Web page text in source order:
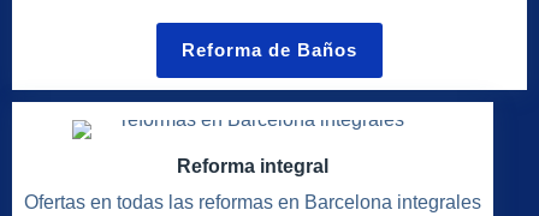
Reforma de Baños
Reforma integral
Ofertas en todas las reformas en Barcelona integrales